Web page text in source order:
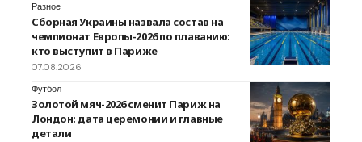
Разное
Сборная Украины назвала состав на
чемпионат Европы-2026 по плаванию:
кто выступит в Париже
07.08.2026
Футбол
Золотой мяч-2026 сменит Париж на
Лондон: дата церемонии и главные
детали